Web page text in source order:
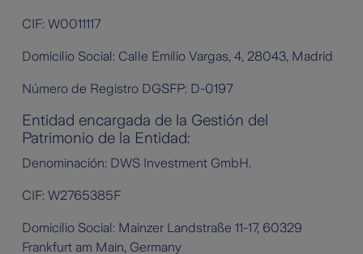
CIF: W0011117
Domicilio Social: Calle Emilio Vargas, 4, 28043, Madrid
Número de Registro DGSFP: D-0197
Entidad encargada de la Gestión del
Patrimonio de la Entidad:
Denominación: DWS Investment GmbH.
CIF: W2765385F
Domicilio Social: Mainzer Landstraße 11-17, 60329
Frankfurt am Main, Germany